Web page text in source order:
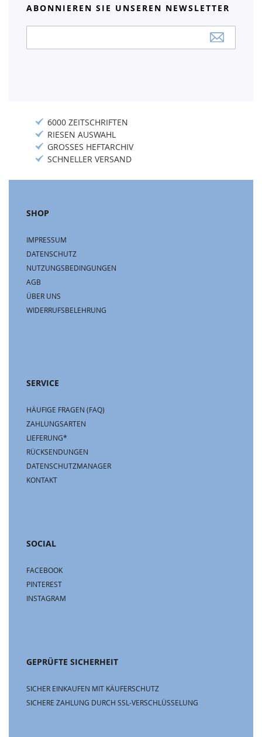
ABONNIEREN SIE UNSEREN NEWSLETTER
Newsletter:
6000 ZEITSCHRIFTEN
RIESEN AUSWAHL
GROSSES HEFTARCHIV
SCHNELLER VERSAND
SHOP
IMPRESSUM
DATENSCHUTZ
NUTZUNGSBEDINGUNGEN
AGB
ÜBER UNS
WIDERRUFSBELEHRUNG
SERVICE
HÄUFIGE FRAGEN (FAQ)
ZAHLUNGSARTEN
LIEFERUNG*
RÜCKSENDUNGEN
DATENSCHUTZMANAGER
KONTAKT
SOCIAL
FACEBOOK
PINTEREST
INSTAGRAM
GEPRÜFTE SICHERHEIT
SICHER EINKAUFEN MIT KÄUFERSCHUTZ
SICHERE ZAHLUNG DURCH SSL-VERSCHLÜSSELUNG